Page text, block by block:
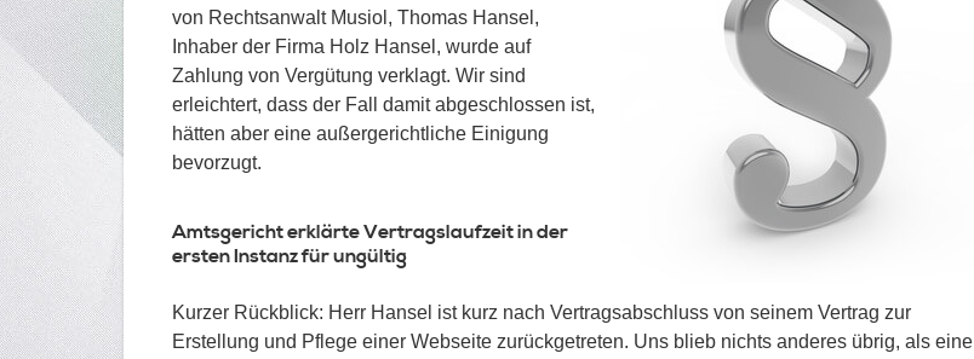
von Rechtsanwalt Musiol, Thomas Hansel,
Inhaber der Firma Holz Hansel, wurde auf
Zahlung von Vergütung verklagt. Wir sind
erleichtert, dass der Fall damit abgeschlossen ist,
hätten aber eine außergerichtliche Einigung
bevorzugt.
Amtsgericht erklärte Vertragslaufzeit in der
ersten Instanz für ungültig
Kurzer Rückblick: Herr Hansel ist kurz nach Vertragsabschluss von seinem Vertrag zur
Erstellung und Pflege einer Webseite zurückgetreten. Uns blieb nichts anderes übrig, als eine